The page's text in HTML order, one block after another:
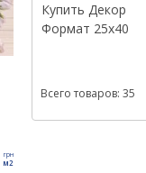
грн
м2
Купить Декор
Формат 25x40
Всего товаров: 35